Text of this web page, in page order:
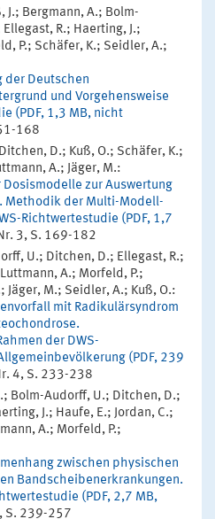
J.; Bergmann, A.; Bolm-
R.; Haerting, J.;
P.; Schäfer, K.; Seidler, A.;
der Deutschen
und Vorgehensweise
(PDF, 1,3 MB, nicht
168
D.; Kuß, O.; Schäfer, K.;
A.; Jäger, M.:
zur Auswertung
Methodik der Multi-Modell-
Richtwertestudie (PDF, 1,7
3, S. 169-182
U.; Ditchen, D.; Ellegast, R.;
A.; Morfeld, P.;
Jäger, M.; Seidler, A.; Kuß, O.:
mit Radikulärsyndrom
der DWS-
(PDF, 239
4, S. 233-238
Bolm-Audorff, U.; Ditchen, D.;
J.; Haufe, E.; Jordan, C.;
A.; Morfeld, P.;
zwischen physischen
Bandscheibenerkrankungen.
(PDF, 2,7 MB,
S. 239-257